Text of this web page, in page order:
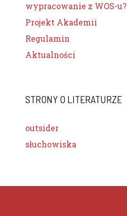
wypracowanie z WOS-u?
Projekt Akademii
Regulamin
Aktualności
STRONY O LITERATURZE
outsider
słuchowiska